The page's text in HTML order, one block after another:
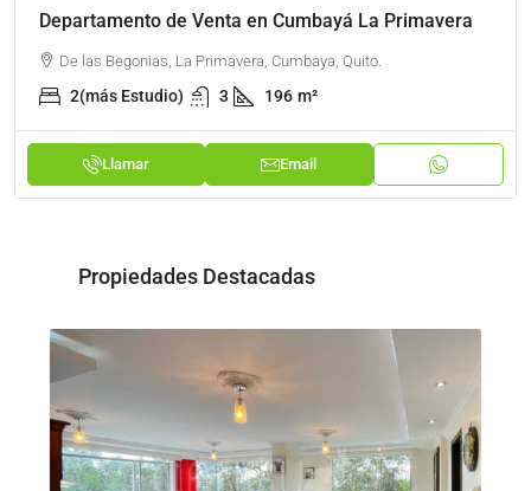
Departamento de Venta en Cumbayá La Primavera
De las Begonias, La Primavera, Cumbaya, Quito.
2(más Estudio) 3 196 m²
Llamar Email
Propiedades Destacadas